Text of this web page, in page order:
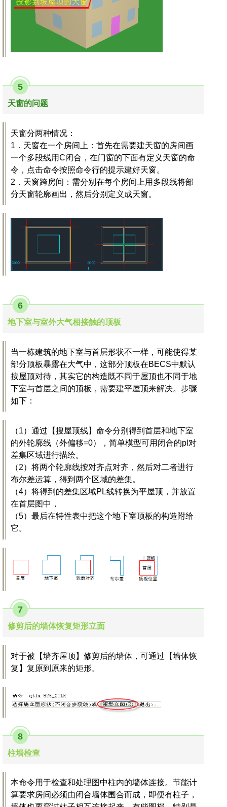
5
天窗的问题
天窗分两种情况：
1．天窗在一个房间上：首先在需要建天窗的房间画
一个多段线用C闭合，在门窗的下面有定义天窗的命
令，点击命令按照命令行的提示建好天窗。
2．天窗跨房间：需分别在每个房间上用多段线将部
分天窗轮廓画出，然后分别定义成天窗。
6
地下室与室外大气相接触的顶板
当一栋建筑的地下室与首层形状不一样，可能使得某
部分顶板暴露在大气中，这部分顶板在BECS中默认
按屋顶对待，其实它的构造既不同于屋顶也不同于地
下室与首层之间的顶板，需要建平屋顶来解决。步骤
如下：
（1）通过【搜屋顶线】命令分别得到首层和地下室
的外轮廓线（外偏移=0），简单模型可用闭合的pl对
差集区域进行描绘。
（2）将两个轮廓线按对齐点对齐，然后对二者进行
布尔差运算，得到两个区域的差集。
（4）将得到的差集区域PL线转换为平屋顶，并放置
在首层图中，
（5）最后在特性表中把这个地下室顶板的构造附给
它。
7
修剪后的墙体恢复矩形立面
对于被【墙齐屋顶】修剪后的墙体，可通过【墙体恢
复】复原到原来的矩形。
8
柱墙检查
本命令用于检查和处理图中柱内的墙体连接。节能计
算要求房间必须由闭合墙体围合而成，即便有柱子，